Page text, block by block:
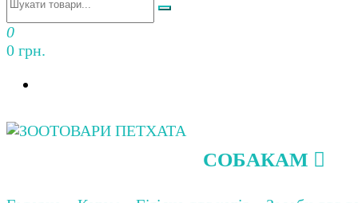
Зоотовари ПЕТХАТА
Зоомагазин для собак та котів | Корм, іграшки,
0
0 грн.
Зоомагазин для собак та котів | Корм, іграшки,
СОБАКАМ